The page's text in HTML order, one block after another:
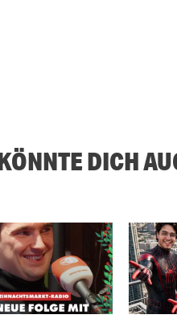
DICH